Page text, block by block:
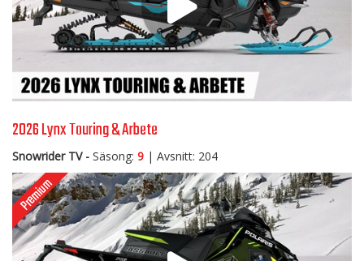
2026 Lynx Touring & Arbete
Snowrider TV - Säsong: 9 | Avsnitt: 204